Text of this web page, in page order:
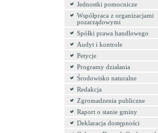
Jednostki pomocnicze
Współpraca z organizacjami
pozarządowymi
Spółki prawa handlowego
Audyt i kontrole
Petycje
Programy działania
Środowisko naturalne
Redakcja
Zgromadzenia publiczne
Raport o stanie gminy
Deklaracja dostępności